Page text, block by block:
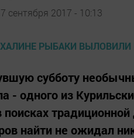
сентября 2017 - 10:13
субботу
- одного из
поисках
найти не ожидал